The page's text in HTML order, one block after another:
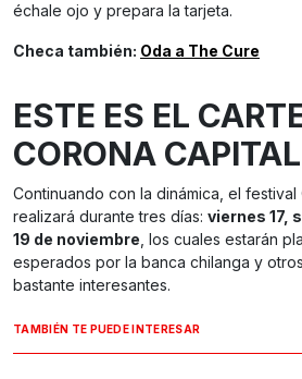
échale ojo y prepara la tarjeta.
Checa también: Oda a The Cure
ESTE ES EL
CORONA
Continuando con la dinámica, el
realizará durante tres días: viernes 17,
19 de noviembre , los cuales estarán
esperados por la banca chilanga y
bastante interesantes.
TAMBIÉN TE PUEDE INTERESAR